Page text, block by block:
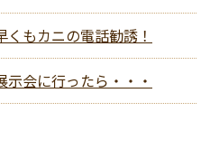
くもカニの電話勧誘！
示会に行ったら・・・